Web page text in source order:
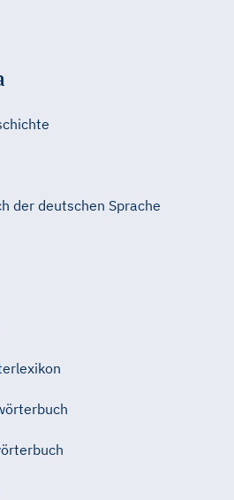
der deutschen Sprache